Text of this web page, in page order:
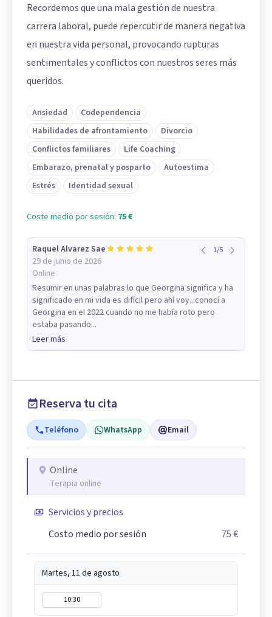
Recordemos que una mala gestión de nuestra
carrera laboral, puede repercutir de manera negativa
en nuestra vida personal, provocando rupturas
sentimentales y conflictos con nuestros seres más
queridos.
Ansiedad
Codependencia
Habilidades de afrontamiento
Divorcio
Conflictos familiares
Life Coaching
Embarazo, prenatal y posparto
Autoestima
Estrés
Identidad sexual
Coste medio por sesión: 75 €
Raquel Alvarez Sae
29 de junio de 2026
Online
1/5
Resumir en unas palabras lo que Georgina significa y ha
significado en mi vida es difícil pero ahí voy...conocí a
Georgina en el 2022 cuando no me había roto pero
estaba pasando...
Leer más
Reserva tu cita
Teléfono WhatsApp Email
Online
Terapia online
Servicios y precios
Costo medio por sesión
75 €
Martes, 11 de agosto
10:30